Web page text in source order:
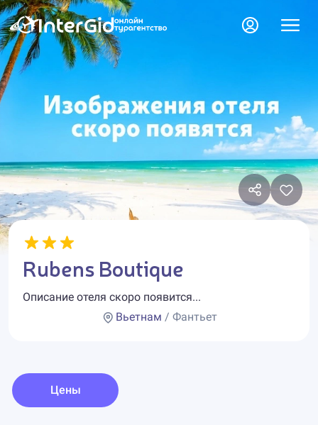
Rubens Boutique
Описание отеля скоро появится...
Вьетнам / Фантьет
Цены